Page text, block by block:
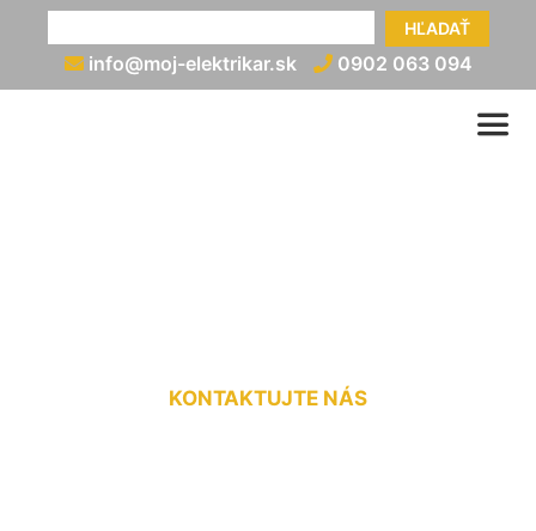
HĽADAŤ
info@moj-elektrikar.sk 0902 063 094
KONTAKTUJTE NÁS